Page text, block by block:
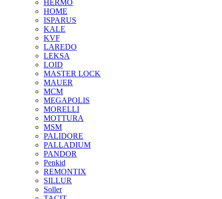
HERMO
HOMЕ
ISPARUS
KALE
KVF
LAREDO
LEKSA
LOID
MASTER LOCK
MAUER
MCM
MEGAPOLIS
MORELLI
MOTTURA
MSM
PALIDORE
PALLADIUM
PANDOR
Penkid
REMONTIX
SILLUR
Soller